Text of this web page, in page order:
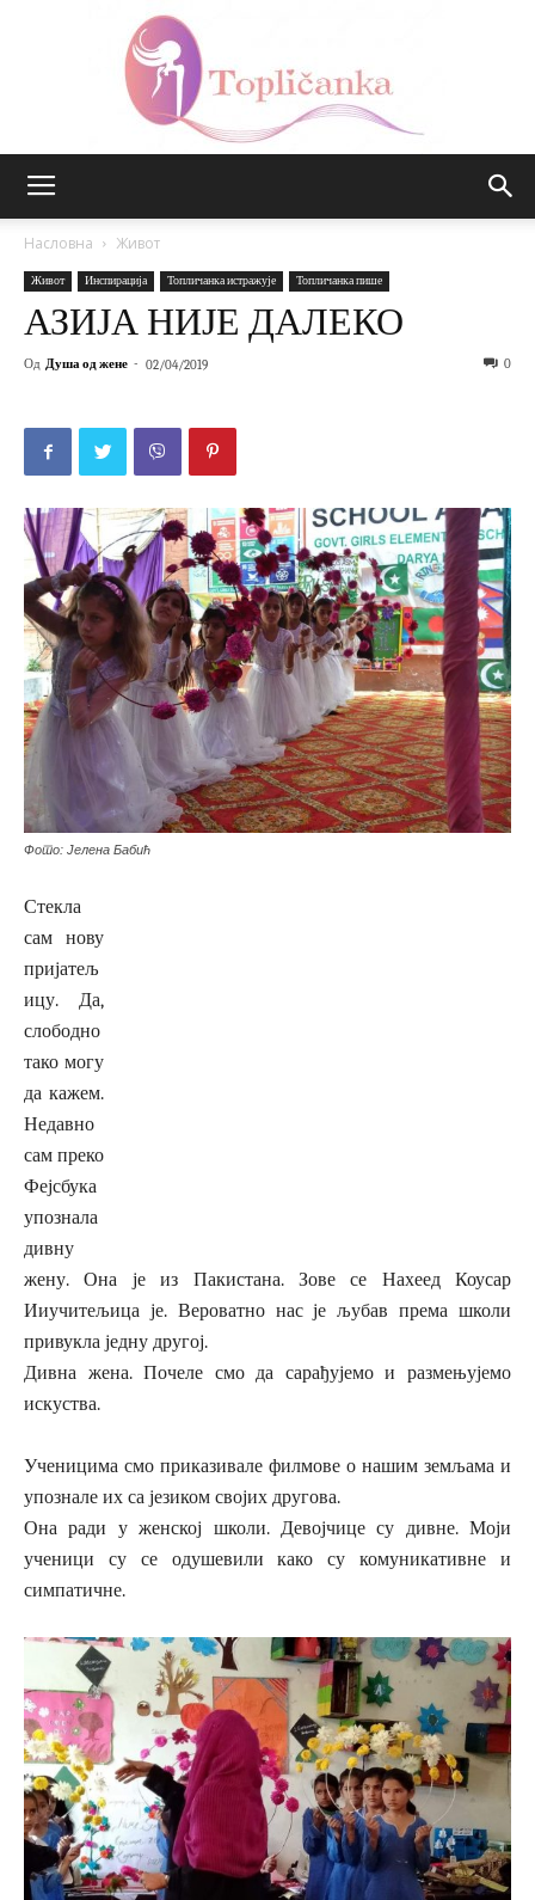
Насловна Живот
Живот Инспирација Топличанка истражује Топличанка пише
АЗИЈА НИЈЕ ДАЛЕКО
Од Душа од жене - 02/04/2019 0
Фото: Јелена Бабић
Стекла
сам нову
пријатељ
ицу. Да,
слободно
тако могу
да кажем.
Недавно
сам преко
Фејсбука
упознала
дивну
жену. Она је из Пакистана. Зове се Нахеед Коусар
Ииучитељица је. Вероватно нас је љубав према школи
привукла једну другој.
Дивна жена. Почеле смо да сарађујемо и размењујемо
искуства.
Ученицима смо приказивале филмове о нашим земљама и
упознале их са језиком својих другова.
Она ради у женској школи. Девојчице су дивне. Моји
ученици су се одушевили како су комуникативне и
симпатичне.